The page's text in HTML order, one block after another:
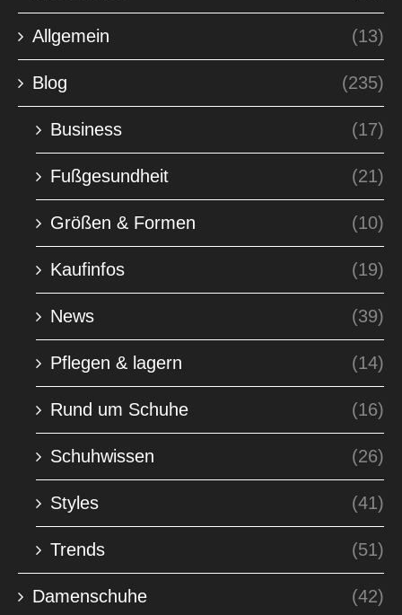
Allgemein (13)
Blog (235)
Business (17)
Fußgesundheit (21)
Größen & Formen (10)
Kaufinfos (19)
News (39)
Pflegen & lagern (14)
Rund um Schuhe (16)
Schuhwissen (26)
Styles (41)
Trends (51)
Damenschuhe (42)